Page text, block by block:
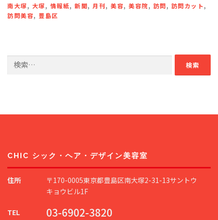
南大塚, 大塚, 情報紙, 新聞, 月刊, 美容, 美容院, 訪問, 訪問カット,
訪問美容, 豊島区
索:
CHIC シック・ヘア・デザイン美容室
住所
〒170-0005東京都豊島区南大塚2-31-13サントウ
キョウビル1F
TEL 03-6902-3820